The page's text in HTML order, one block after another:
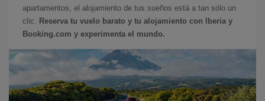
apartamentos, el alojamiento de tus sueños está a tan sólo un
clic.
Reserva tu vuelo barato y tu alojamiento con Iberia y
Booking.com y experimenta el mundo.